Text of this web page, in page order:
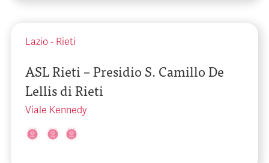
Lazio - Rieti
ASL Rieti – Presidio S. Camillo De
Lellis di Rieti
Viale Kennedy